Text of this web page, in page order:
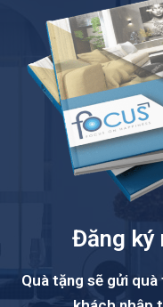
Đăng ký
Quà tặng sẽ gửi